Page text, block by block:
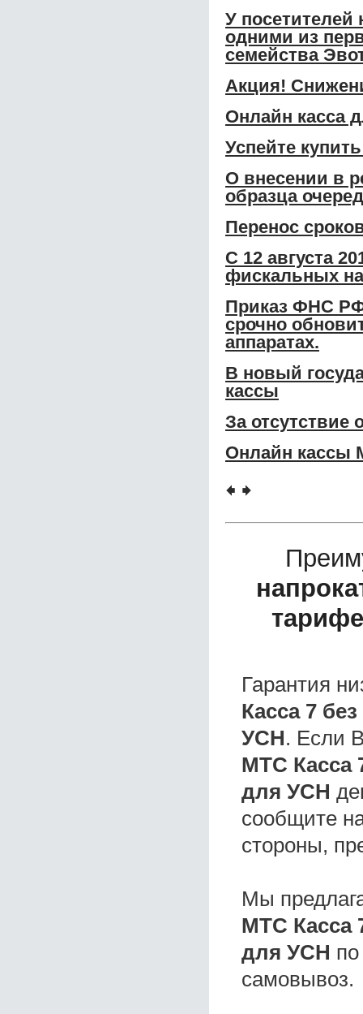
У посетителей
одними из
семейства
Акция!
Онлайн касса
Успейте
О внесении в
образца
Перенос
С 12 августа
фискальных
Приказ ФНС
срочно
аппаратах.
В новый
кассы
За отсутствие
Онлайн кассы
🠸 🠺
Гарантия
Касса 7
УСН. Если
МТС Касса
для УСН
сообщите
стороны,
Мы
МТС Касса
для УСН
самовывоз.